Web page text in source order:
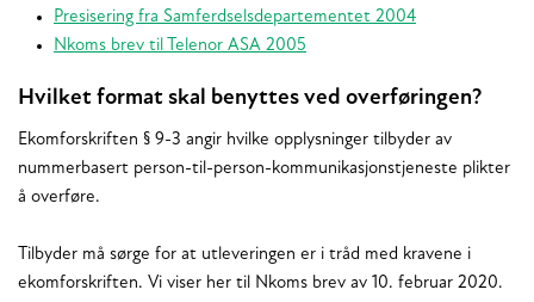
Presisering fra Samferdselsdepartementet 2004
Nkoms brev til Telenor ASA 2005
Hvilket format skal benyttes ved overføringen?
Ekomforskriften § 9-3 angir hvilke opplysninger tilbyder av
nummerbasert person-til-person-kommunikasjonstjeneste plikter
å overføre.
Tilbyder må sørge for at utleveringen er i tråd med kravene i
ekomforskriften. Vi viser her til Nkoms brev av 10. februar 2020.